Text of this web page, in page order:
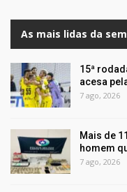
As mais lidas da
15ª
acesa
7 ago, 2026
Mais de
homem
7 ago, 2026